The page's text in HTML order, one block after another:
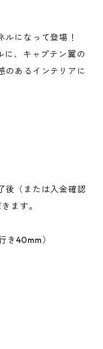
ルになって登場！
に、キャプテン翼の
のあるインテリアに
後（または入金確認
ます。
き40mm）